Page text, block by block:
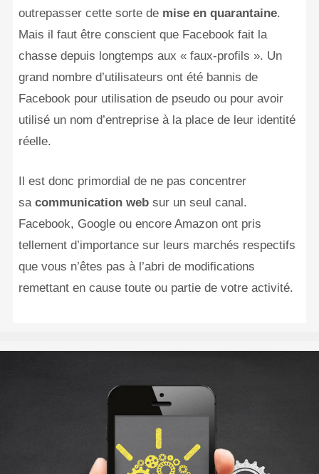
outrepasser cette sorte de mise en quarantaine.
Mais il faut être conscient que Facebook fait la
chasse depuis longtemps aux « faux-profils ». Un
grand nombre d’utilisateurs ont été bannis de
Facebook pour utilisation de pseudo ou pour avoir
utilisé un nom d’entreprise à la place de leur identité
réelle.
Il est donc primordial de ne pas concentrer
sacommunication web sur un seul canal.
Facebook, Google ou encore Amazon ont pris
tellement d’importance sur leurs marchés respectifs
que vous n’êtes pas à l’abri de modifications
remettant en cause toute ou partie de votre activité.